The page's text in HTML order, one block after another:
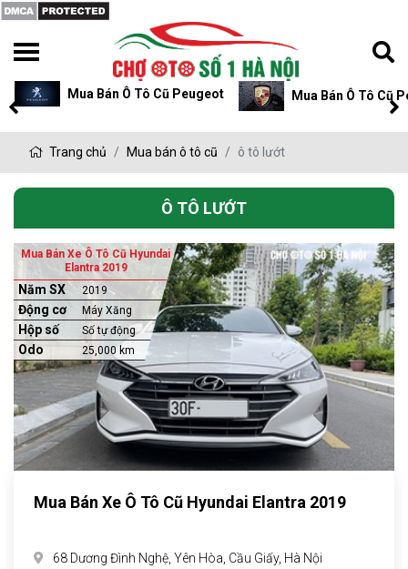
Mua Bán Ô Tô Cũ Peugeot Mua Bán Ô Tô Cũ
Trang chủ Mua bán ô tô cũ ô tô lướt
Ô TÔ LƯỚT
Mua Bán Xe Ô Tô Cũ Hyundai
Elantra 2019
Năm SX 2019
Động cơ Máy Xăng
Hộp số Số tự động
Odo 25,000 km
Mua Bán Xe Ô Tô Cũ Hyundai Elantra 2019
68 Dương Đình Nghệ, Yên Hòa, Cầu Giấy, Hà Nội